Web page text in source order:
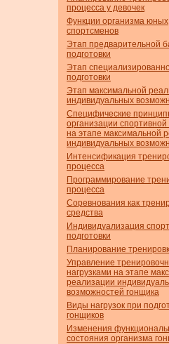
процесса у девочек
Функции организма юных
спортсменов
Этап предварительной
подготовки
Этап
подготовки
Этап максимальной
индивидуальных
Специфические
организации спортивной
на этапе максимальной
индивидуальных
Интенсификация
процесса
Программирование
процесса
Соревнования как
средства
Индивидуализация
подготовки
Планирование
Управление
нагрузками на этапе
реализации
возможностей гонщика
Виды нагрузок при
гонщиков
Изменения
состояния организма